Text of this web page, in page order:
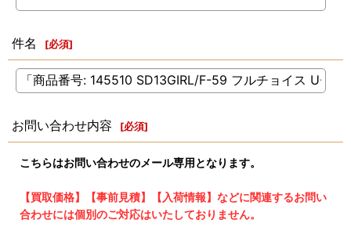
件名 [必須]
お問い合わせ内容 [必須]
こちらはお問い合わせのメール専用となります。
【買取価格】【事前見積】【入荷情報】などに関連するお問い
合わせには個別のご対応はいたしておりません。